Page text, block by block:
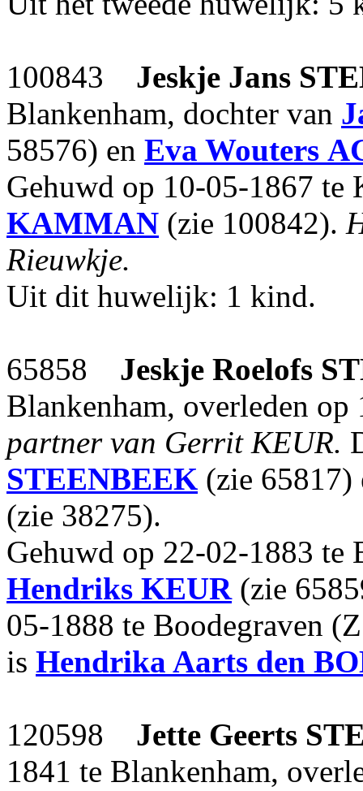
100843 Jeskje Jans
Blankenham, dochter van
58576) en Eva Wouters
Gehuwd op 10-05-1867 te
KAMMAN (zie 100842).
Rieuwkje.
Uit dit huwelijk: 1 kind.
65858 Jeskje Roelofs
Blankenham, overleden
partner van Gerrit KEUR.
STEENBEEK (zie
(zie 38275).
Gehuwd op 22-02-1883 te
Hendriks KEUR(zie
05-1888 te Boodegraven
is Hendrika Aarts den
120598 Jette Geerts
1841 te Blankenham,